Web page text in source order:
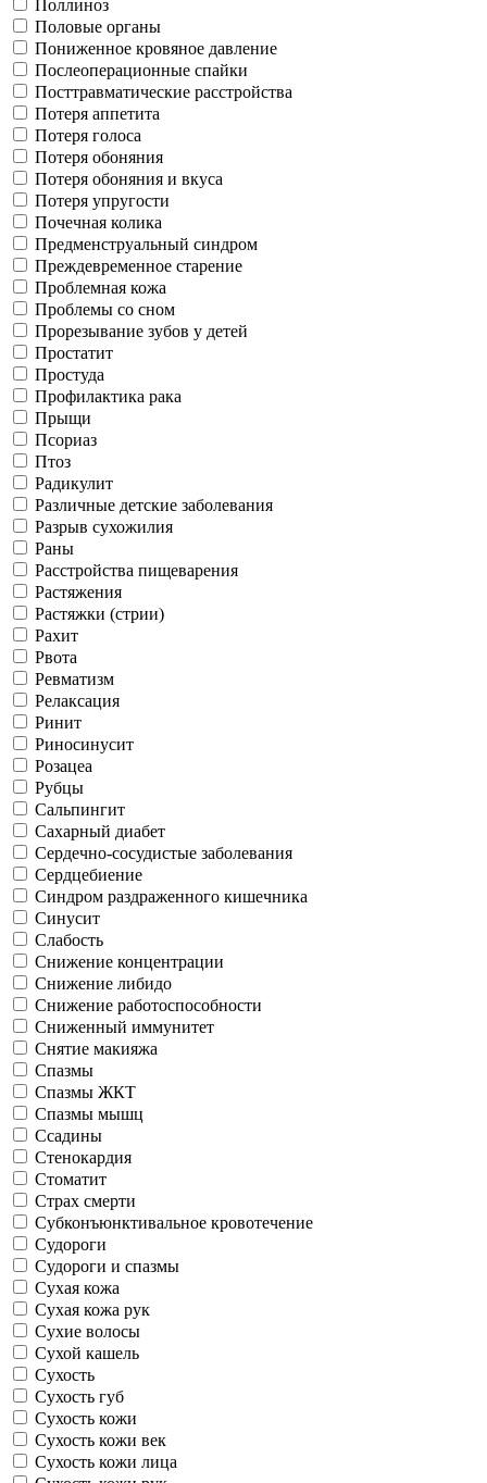
Поллиноз
Половые органы
Пониженное кровяное давление
Послеоперационные спайки
Посттравматические расстройства
Потеря аппетита
Потеря голоса
Потеря обоняния
Потеря обоняния и вкуса
Потеря упругости
Почечная колика
Предменструальный синдром
Преждевременное старение
Проблемная кожа
Проблемы со сном
Прорезывание зубов у детей
Простатит
Простуда
Профилактика рака
Прыщи
Псориаз
Птоз
Радикулит
Различные детские заболевания
Разрыв сухожилия
Раны
Расстройства пищеварения
Растяжения
Растяжки (стрии)
Рахит
Рвота
Ревматизм
Релаксация
Ринит
Риносинусит
Розацеа
Рубцы
Сальпингит
Сахарный диабет
Сердечно-сосудистые заболевания
Сердцебиение
Синдром раздраженного кишечника
Синусит
Слабость
Снижение концентрации
Снижение либидо
Снижение работоспособности
Сниженный иммунитет
Снятие макияжа
Спазмы
Спазмы ЖКТ
Спазмы мышц
Ссадины
Стенокардия
Стоматит
Страх смерти
Субконъюнктивальное кровотечение
Судороги
Судороги и спазмы
Сухая кожа
Сухая кожа рук
Сухие волосы
Сухой кашель
Сухость
Сухость губ
Сухость кожи
Сухость кожи век
Сухость кожи лица